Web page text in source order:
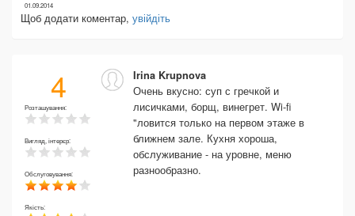
01.09.2014
Щоб додати коментар, увійдіть
4
Розташування:
Вигляд, інтерєр:
Обслуговування:
Якість:
Irina Krupnova
Очень вкусно: суп с гречкой и
лисичками, борщ, винегрет. Wi-fi
"ловится только на первом этаже в
ближнем зале. Кухня хороша,
обслуживание - на уровне, меню
разнообразно.